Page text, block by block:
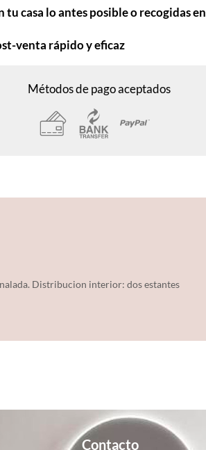
tu casa lo antes posible o recogidas
venta rápido y eficaz
Métodos de pago aceptados
Distribucion interior: dos estantes
Contacto